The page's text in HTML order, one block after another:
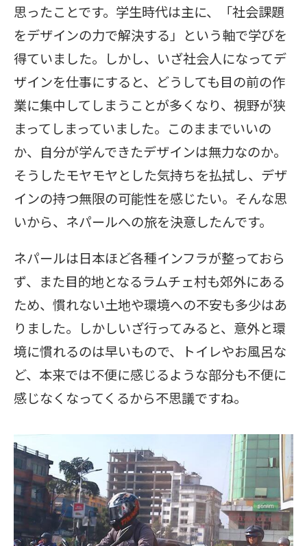
思ったことです。学生時代は主に、「社会課題
をデザインの力で解決する」という軸で学びを
得ていました。しかし、いざ社会人になってデ
ザインを仕事にすると、どうしても目の前の作
業に集中してしまうことが多くなり、視野が狭
まってしまっていました。このままでいいの
か、自分が学んできたデザインは無力なのか。
そうしたモヤモヤとした気持ちを払拭し、デザ
インの持つ無限の可能性を感じたい。そんな思
いから、ネパールへの旅を決意したんです。
ネパールは日本ほど各種インフラが整っておら
ず、また目的地となるラムチェ村も郊外にある
ため、慣れない土地や環境への不安も多少はあ
りました。しかしいざ行ってみると、意外と環
境に慣れるのは早いもので、トイレやお風呂な
ど、本来では不便に感じるような部分も不便に
感じなくなってくるから不思議ですね。